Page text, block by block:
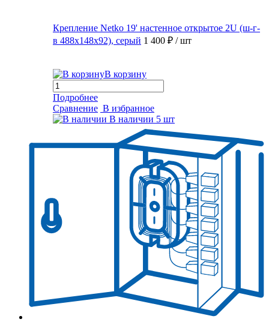
Крепление Netko 19' настенное открытое 2U (ш-г-
в 488х148х92), серый 1 400 ₽ / шт
В корзину
Подробнее
Сравнение В избранное
В наличии 5 шт